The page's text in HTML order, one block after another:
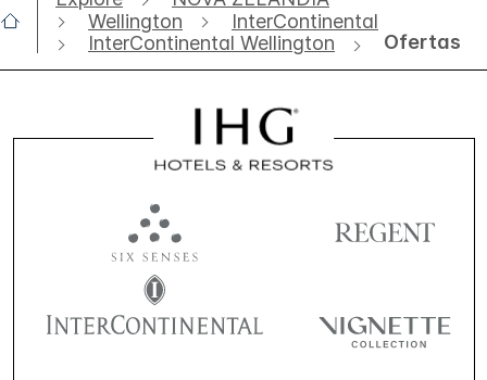
Wellington
InterContinental
InterContinental Wellington
Ofertas